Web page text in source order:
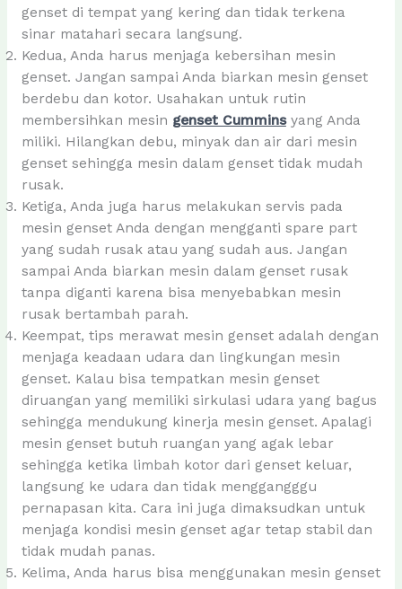
genset di tempat yang kering dan tidak terkena
sinar matahari secara langsung.
Kedua, Anda harus menjaga kebersihan mesin
genset. Jangan sampai Anda biarkan mesin genset
berdebu dan kotor. Usahakan untuk rutin
membersihkan mesin genset Cumminsyang Anda
miliki. Hilangkan debu, minyak dan air dari mesin
genset sehingga mesin dalam genset tidak mudah
rusak.
Ketiga, Anda juga harus melakukan servis pada
mesin genset Anda dengan mengganti spare part
yang sudah rusak atau yang sudah aus. Jangan
sampai Anda biarkan mesin dalam genset rusak
tanpa diganti karena bisa menyebabkan mesin
rusak bertambah parah.
Keempat, tips merawat mesin genset adalah dengan
menjaga keadaan udara dan lingkungan mesin
genset. Kalau bisa tempatkan mesin genset
diruangan yang memiliki sirkulasi udara yang bagus
sehingga mendukung kinerja mesin genset. Apalagi
mesin genset butuh ruangan yang agak lebar
sehingga ketika limbah kotor dari genset keluar,
langsung ke udara dan tidak menggangggu
pernapasan kita. Cara ini juga dimaksudkan untuk
menjaga kondisi mesin genset agar tetap stabil dan
tidak mudah panas.
Kelima, Anda harus bisa menggunakan mesin genset